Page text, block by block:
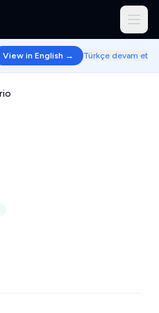
View in English → Türkçe devam et